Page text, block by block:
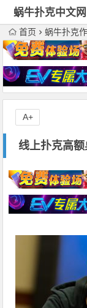
蜗牛扑克中文网
首页 蜗牛扑克
线上扑克高
A+